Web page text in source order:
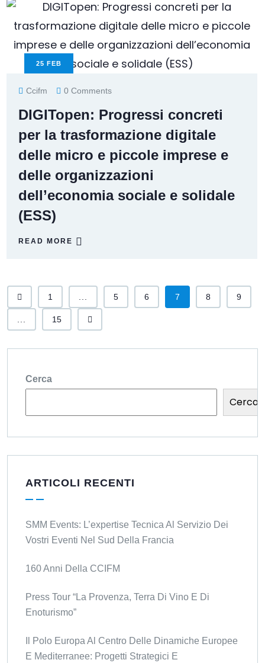
25 FEB
Ccifm 0 Comments
DIGITopen: Progressi concreti
per la trasformazione digitale
delle micro e piccole imprese e
delle organizzazioni
dell’economia sociale e solidale
(ESS)
READ MORE
1 5 6 7 8 9
15
Cerca
Cerca
ARTICOLI RECENTI
SMM Events: L’expertise Tecnica Al Servizio Dei
Vostri Eventi Nel Sud Della Francia
160 Anni Della CCIFM
Press Tour “La Provenza, Terra Di Vino E Di
Enoturismo”
Il Polo Europa Al Centro Delle Dinamiche Europee
E Mediterranee: Progetti Strategici E